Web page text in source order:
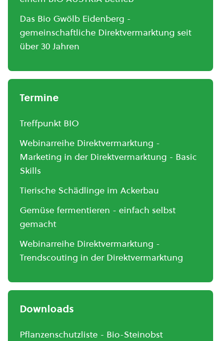
Das Bio Gwölb Eidenberg -
gemeinschaftliche Direktvermarktung seit
über 30 Jahren
Termine
Treffpunkt BIO
Webinarreihe Direktvermarktung -
Marketing in der Direktvermarktung - Basic
Skills
Tierische Schädlinge im Ackerbau
Gemüse fermentieren - einfach selbst
gemacht
Webinarreihe Direktvermarktung -
Trendscouting in der Direktvermarktung
Downloads
Pflanzenschutzliste - Bio-Steinobst